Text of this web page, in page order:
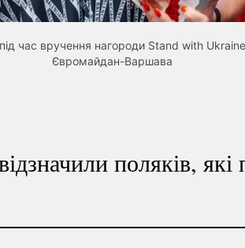
час вручення нагороди Stand with
Євромайдан-Варшава
поляків, які